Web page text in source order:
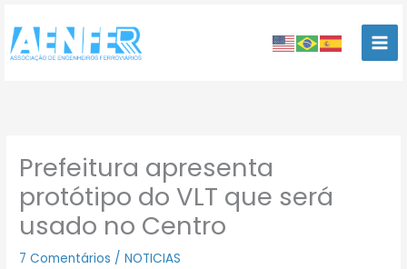
para
conteúdo
Prefeitura apresenta
protótipo do VLT que será
usado no Centro
7 Comentários /NOTICIAS